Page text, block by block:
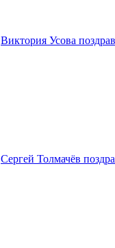
Виктория Усова
Сергей Толмачёв